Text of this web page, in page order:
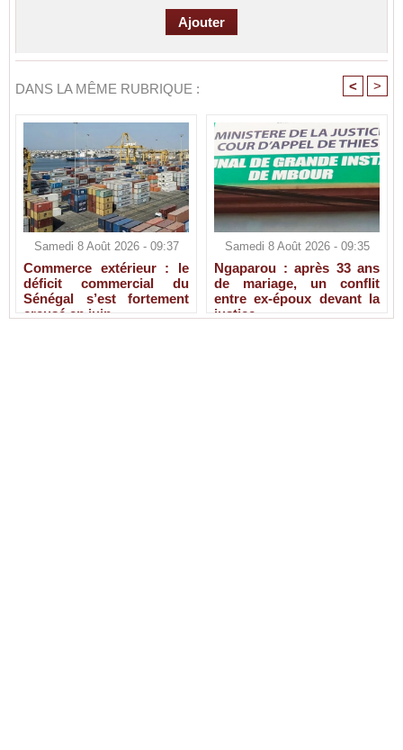
DANS LA MÊME RUBRIQUE : < >
Samedi 8 Août 2026 - 09:37
Commerce extérieur : le
déficit commercial du
Sénégal s’est fortement
creusé en juin
Samedi 8 Août 2026 - 09:35
Ngaparou : après 33 ans
de mariage, un conflit
entre ex-époux devant la
justice